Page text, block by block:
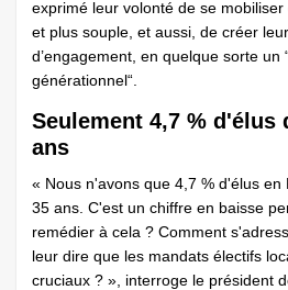
exprimé leur volonté de se
et plus souple, et aussi, de créer
d’engagement, en quelque sorte un
générationnel“.
Seulement 4,7 % d'élus
ans
« Nous n'avons que 4,7 % d'élus
35 ans. C'est un chiffre en baisse
remédier à cela ? Comment
leur dire que les mandats électifs
cruciaux ? », interroge le président